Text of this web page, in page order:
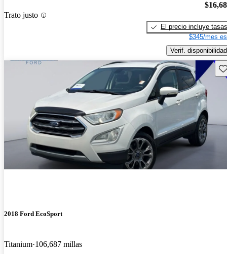
Trato justo
El precio incluye tasas
$345/mes
Verif. disponibilidad
2018 Ford EcoSport
Titanium 106,687 millas